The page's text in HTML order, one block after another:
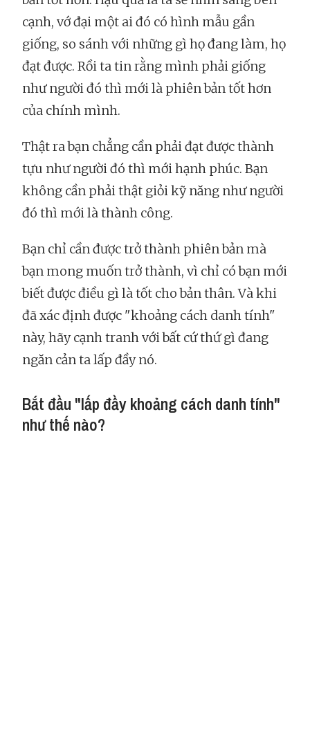
cạnh, vớ đại một ai đó có hình mẫu gần
giống, so sánh với những gì họ đang làm, họ
đạt được. Rồi ta tin rằng mình phải giống
như người đó thì mới là phiên bản tốt hơn
của chính mình.
Thật ra bạn chẳng cần phải đạt được thành
tựu như người đó thì mới hạnh phúc. Bạn
không cần phải thật giỏi kỹ năng như người
đó thì mới là thành công.
Bạn chỉ cần được trở thành phiên bản mà
bạn mong muốn trở thành, vì chỉ có bạn mới
biết được điều gì là tốt cho bản thân. Và khi
đã xác định được "khoảng cách danh tính"
này, hãy cạnh tranh với bất cứ thứ gì đang
ngăn cản ta lấp đầy nó.
Bắt đầu "lấp đầy khoảng cách danh tính"
như thế nào?